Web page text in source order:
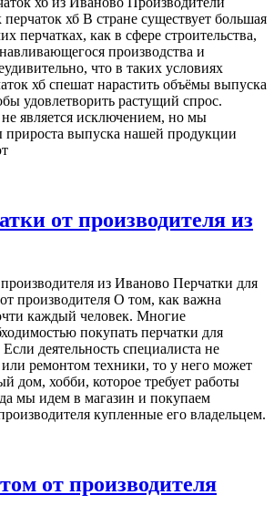
хб В стране существует большая
перчатках, как в сфере строительства,
производства и
что в таких условиях
хб спешат нарастить объёмы выпуска
удовлетворить растущий спрос.
является исключением, но мы
прироста выпуска нашей продукции
от производителя из
из Иваново Перчатки для
производителя О том, как важна
каждый человек. Многие
покупать перчатки для
деятельность специалиста не
или ремонтом техники, то у него может
дом, хобби, которое требует работы
мы идем в магазин и покупаем
купленные его владельцем.
от производителя